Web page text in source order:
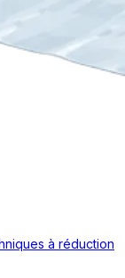
à réduction